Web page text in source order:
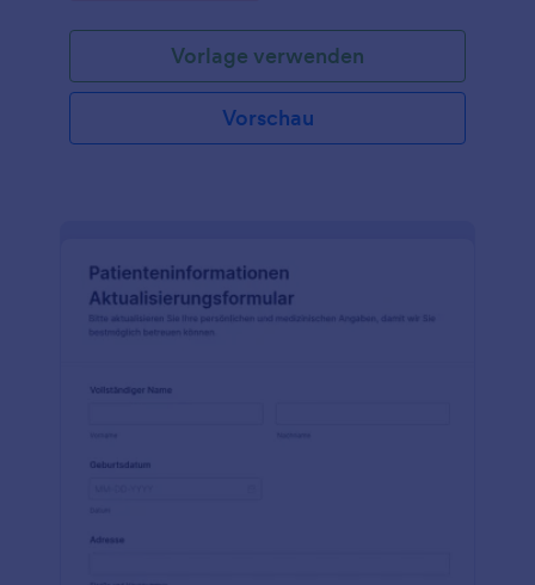
Vorlage verwenden
Vorschau